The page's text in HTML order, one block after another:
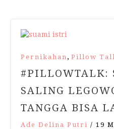
Pernikahan , Pillow
#PILLOWTALK:
SALING
TANGGA BISA
Ade Delina Putri / 19